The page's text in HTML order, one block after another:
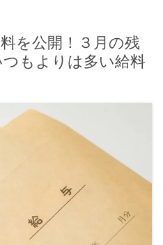
を公開！３月の残
もよりは多い給料